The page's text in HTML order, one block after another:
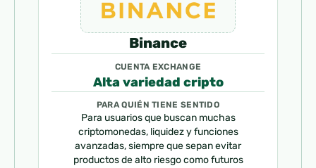
Binance
CUENTA EXCHANGE
Alta variedad cripto
PARA QUIÉN TIENE SENTIDO
Para usuarios que buscan muchas
criptomonedas, liquidez y funciones
avanzadas, siempre que sepan evitar
productos de alto riesgo como futuros